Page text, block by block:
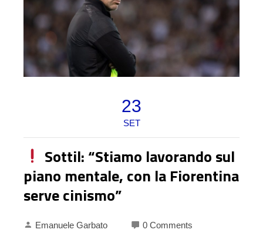
23
SET
Sottil: “Stiamo lavorando sul
piano mentale, con la Fiorentina
serve cinismo”
Emanuele Garbato
0 Comments